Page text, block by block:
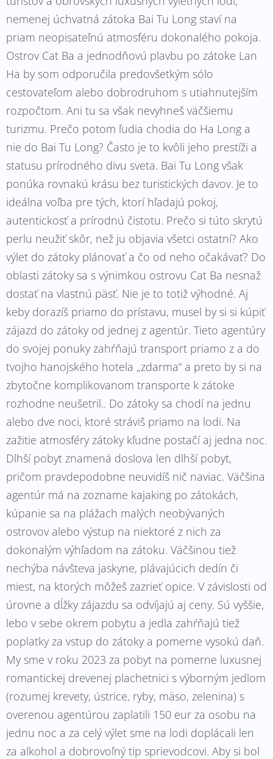
nemenej úchvatná zátoka Bai Tu Long staví na
priam neopisateľnú atmosféru dokonalého pokoja.
Ostrov Cat Ba a jednodňovú plavbu po zátoke Lan
Ha by som odporučila predovšetkým sólo
cestovateľom alebo dobrodruhom s utiahnutejším
rozpočtom. Ani tu sa však nevyhneš väčšiemu
turizmu. Prečo potom ľudia chodia do Ha Long a
nie do Bai Tu Long? Často je to kvôli jeho prestíži a
statusu prírodného divu sveta. Bai Tu Long však
ponúka rovnakú krásu bez turistických davov. Je to
ideálna voľba pre tých, ktorí hľadajú pokoj,
autentickosť a prírodnú čistotu. Prečo si túto skrytú
perlu neužiť skôr, než ju objavia všetci ostatní? Ako
výlet do zátoky plánovať a čo od neho očakávať? Do
oblasti zátoky sa s výnimkou ostrovu Cat Ba nesnaž
dostať na vlastnú päsť. Nie je to totiž výhodné. Aj
keby dorazíš priamo do prístavu, musel by si si kúpiť
zájazd do zátoky od jednej z agentúr. Tieto agentúry
do svojej ponuky zahŕňajú transport priamo z a do
tvojho hanojského hotela „zdarma“ a preto by si na
zbytočne komplikovanom transporte k zátoke
rozhodne neušetril.. Do zátoky sa chodí na jednu
alebo dve noci, ktoré stráviš priamo na lodi. Na
zažitie atmosféry zátoky kľudne postačí aj jedna noc.
Dlhší pobyt znamená doslova len dlhší pobyt,
pričom pravdepodobne neuvidíš nič naviac. Väčšina
agentúr má na zozname kajaking po zátokách,
kúpanie sa na plážach malých neobývaných
ostrovov alebo výstup na niektoré z nich za
dokonalým výhľadom na zátoku. Väčšinou tiež
nechýba návšteva jaskyne, plávajúcich dedín či
miest, na ktorých môžeš zazrieť opice. V závislosti od
úrovne a dĺžky zájazdu sa odvíjajú aj ceny. Sú vyššie,
lebo v sebe okrem pobytu a jedla zahŕňajú tiež
poplatky za vstup do zátoky a pomerne vysokú daň.
My sme v roku 2023 za pobyt na pomerne luxusnej
romantickej drevenej plachetnici s výborným jedlom
(rozumej krevety, ústrice, ryby, mäso, zelenina) s
overenou agentúrou zaplatili 150 eur za osobu na
jednu noc a za celý výlet sme na lodi doplácali len
za alkohol a dobrovoľný tip sprievodcovi. Aby si bol